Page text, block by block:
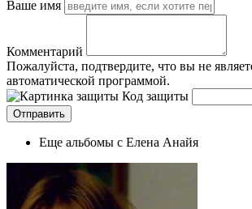
Ваше имя
Комментарий
Пожалуйста, подтвердите, что вы не
автоматической программой.
Код защиты
Еще альбомы с Елена Анайя